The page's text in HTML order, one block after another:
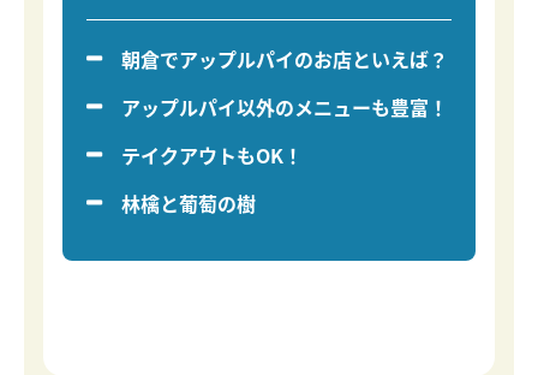
朝倉でアップルパイのお店といえば？
アップルパイ以外のメニューも豊富！
テイクアウトもOK！
林檎と葡萄の樹